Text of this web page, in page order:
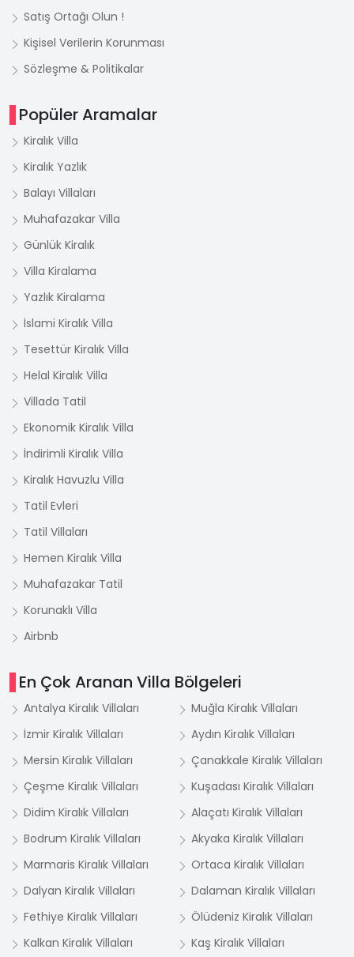
Satış Ortağı Olun !
Kişisel Verilerin Korunması
Sözleşme & Politikalar
Popüler Aramalar
Kiralık Villa
Kiralık Yazlık
Balayı Villaları
Muhafazakar Villa
Günlük Kiralık
Villa Kiralama
Yazlık Kiralama
İslami Kiralık Villa
Tesettür Kiralık Villa
Helal Kiralık Villa
Villada Tatil
Ekonomik Kiralık Villa
İndirimli Kiralık Villa
Kiralık Havuzlu Villa
Tatil Evleri
Tatil Villaları
Hemen Kiralık Villa
Muhafazakar Tatil
Korunaklı Villa
Airbnb
En Çok Aranan Villa Bölgeleri
Antalya Kiralık Villaları
Muğla Kiralık Villaları
İzmir Kiralık Villaları
Aydın Kiralık Villaları
Mersin Kiralık Villaları
Çanakkale Kiralık Villaları
Çeşme Kiralık Villaları
Kuşadası Kiralık Villaları
Didim Kiralık Villaları
Alaçatı Kiralık Villaları
Bodrum Kiralık Villaları
Akyaka Kiralık Villaları
Marmaris Kiralık Villaları
Ortaca Kiralık Villaları
Dalyan Kiralık Villaları
Dalaman Kiralık Villaları
Fethiye Kiralık Villaları
Ölüdeniz Kiralık Villaları
Kalkan Kiralık Villaları
Kaş Kiralık Villaları